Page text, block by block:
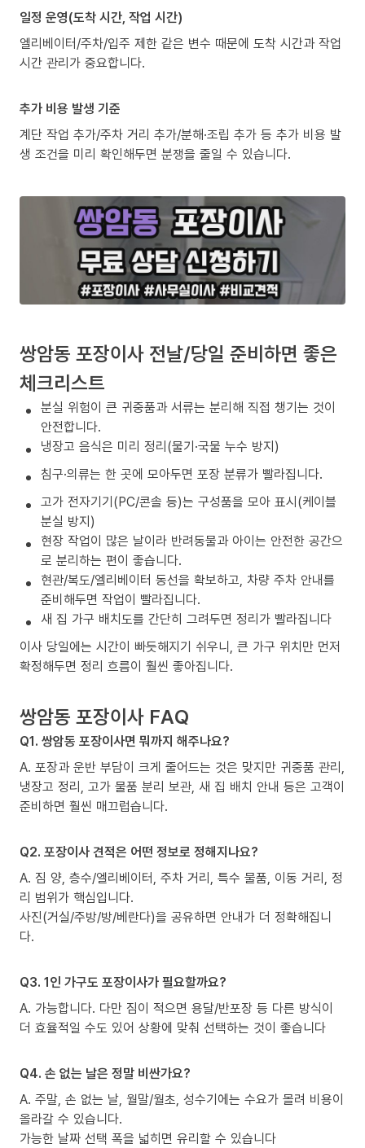
일정 운영(도착 시간, 작업 시간)
엘리베이터/주차/입주 제한 같은 변수 때문에 도착 시간과 작업
시간 관리가 중요합니다.
추가 비용 발생 기준
계단 작업 추가/주차 거리 추가/분해·조립 추가 등 추가 비용 발
생 조건을 미리 확인해두면 분쟁을 줄일 수 있습니다.
쌍암동 포장이사 전날/당일 준비하면 좋은
체크리스트
분실 위험이 큰 귀중품과 서류는 분리해 직접 챙기는 것이
안전합니다.
냉장고 음식은 미리 정리(물기·국물 누수 방지)
침구·의류는 한 곳에 모아두면 포장 분류가 빨라집니다.
고가 전자기기(PC/콘솔 등)는 구성품을 모아 표시(케이블
분실 방지)
현장 작업이 많은 날이라 반려동물과 아이는 안전한 공간으
로 분리하는 편이 좋습니다.
현관/복도/엘리베이터 동선을 확보하고, 차량 주차 안내를
준비해두면 작업이 빨라집니다.
새 집 가구 배치도를 간단히 그려두면 정리가 빨라집니다
이사 당일에는 시간이 빠듯해지기 쉬우니, 큰 가구 위치만 먼저
확정해두면 정리 흐름이 훨씬 좋아집니다.
쌍암동 포장이사 FAQ
Q1. 쌍암동 포장이사면 뭐까지 해주나요?
A. 포장과 운반 부담이 크게 줄어드는 것은 맞지만 귀중품 관리,
냉장고 정리, 고가 물품 분리 보관, 새 집 배치 안내 등은 고객이
준비하면 훨씬 매끄럽습니다.
Q2. 포장이사 견적은 어떤 정보로 정해지나요?
A. 짐 양, 층수/엘리베이터, 주차 거리, 특수 물품, 이동 거리, 정
리 범위가 핵심입니다.
사진(거실/주방/방/베란다)을 공유하면 안내가 더 정확해집니
다.
Q3. 1인 가구도 포장이사가 필요할까요?
A. 가능합니다. 다만 짐이 적으면 용달/반포장 등 다른 방식이
더 효율적일 수도 있어 상황에 맞춰 선택하는 것이 좋습니다
Q4. 손 없는 날은 정말 비싼가요?
A. 주말, 손 없는 날, 월말/월초, 성수기에는 수요가 몰려 비용이
올라갈 수 있습니다.
가능한 날짜 선택 폭을 넓히면 유리할 수 있습니다